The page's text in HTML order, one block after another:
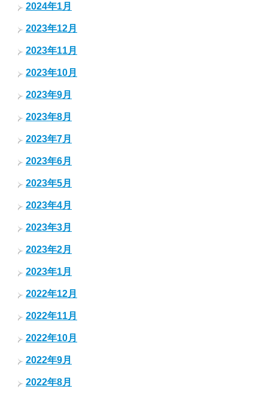
2024年1月
2023年12月
2023年11月
2023年10月
2023年9月
2023年8月
2023年7月
2023年6月
2023年5月
2023年4月
2023年3月
2023年2月
2023年1月
2022年12月
2022年11月
2022年10月
2022年9月
2022年8月